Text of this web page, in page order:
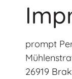
prompt
26919